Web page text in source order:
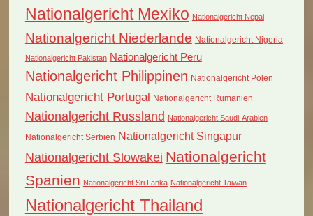
Nationalgericht Mexiko Nationalgericht Nepal
Nationalgericht Niederlande Nationalgericht Nigeria
Nationalgericht Pakistan Nationalgericht Peru
Nationalgericht Philippinen Nationalgericht Polen
Nationalgericht Portugal Nationalgericht Rumänien
Nationalgericht Russland Nationalgericht Saudi-Arabien
Nationalgericht Serbien Nationalgericht Singapur
Nationalgericht Slowakei Nationalgericht
Spanien Nationalgericht Sri Lanka Nationalgericht Taiwan
Nationalgericht Thailand